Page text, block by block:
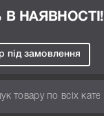
В НАЯВНОСТІ!
під замовлення